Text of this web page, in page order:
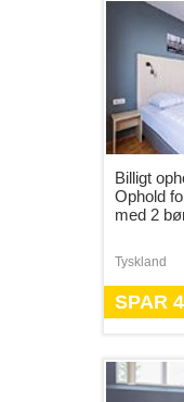
Billigt
Ophold
med 2
Tyskland
SPAR